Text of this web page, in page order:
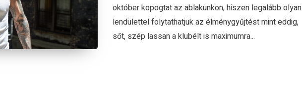
október kopogtat az ablakunkon, hiszen legalább olyan
lendülettel folytathatjuk az élménygyűjtést mint eddig,
sőt, szép lassan a klubélt is maximumra...